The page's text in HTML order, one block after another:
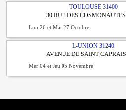
TOULOUSE 31400
30 RUE DES COSMONAUTES
Lun 26 et Mar 27 Octobre
L-UNION 31240
AVENUE DE SAINT-CAPRAIS
Mer 04 et Jeu 05 Novembre